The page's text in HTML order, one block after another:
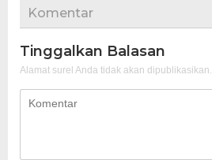
Komentar
Tinggalkan Balasan
Alamat surel Anda tidak akan dipublikasikan.